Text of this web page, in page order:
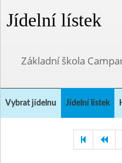
Jídelní lístek
Základní škola
Vybrat jídelnu Jídelní lístek